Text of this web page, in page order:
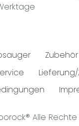
Zubehör
Alle